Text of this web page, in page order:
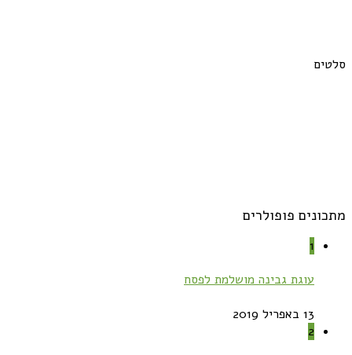
סלטים
מתכונים פופולרים
1
עוגת גבינה מושלמת לפסח
13 באפריל 2019
2